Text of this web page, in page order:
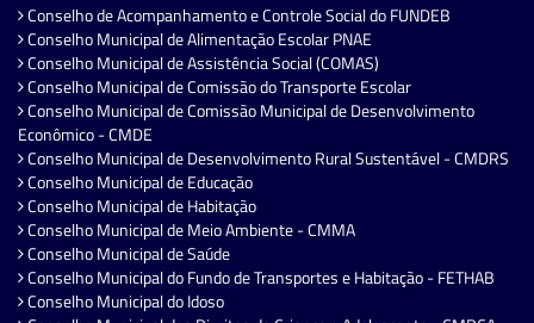
Conselho de Acompanhamento e Controle Social do FUNDEB
Conselho Municipal de Alimentação Escolar PNAE
Conselho Municipal de Assistência Social (COMAS)
Conselho Municipal de Comissão do Transporte Escolar
Conselho Municipal de Comissão Municipal de Desenvolvimento
Econômico - CMDE
Conselho Municipal de Desenvolvimento Rural Sustentável - CMDRS
Conselho Municipal de Educação
Conselho Municipal de Habitação
Conselho Municipal de Meio Ambiente - CMMA
Conselho Municipal de Saúde
Conselho Municipal do Fundo de Transportes e Habitação - FETHAB
Conselho Municipal do Idoso